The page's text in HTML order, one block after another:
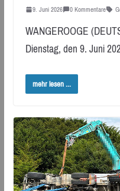
9. Juni 2026 0 Kommentare
WANGEROOGE
Dienstag, den 9. Juni
mehr lesen ...